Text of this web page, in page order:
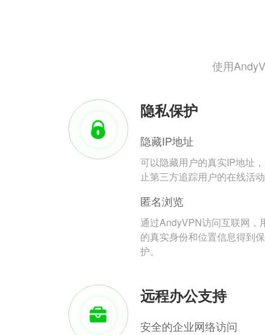
使用
隐私保护
隐藏IP地址
可以隐藏用户的真实IP地址
止第三方追踪用户的在线活动
匿名浏览
通过AndyVPN访问互联网，
的真实身份和位置信息得到保
护。
远程办公支持
安全的企业网络访问